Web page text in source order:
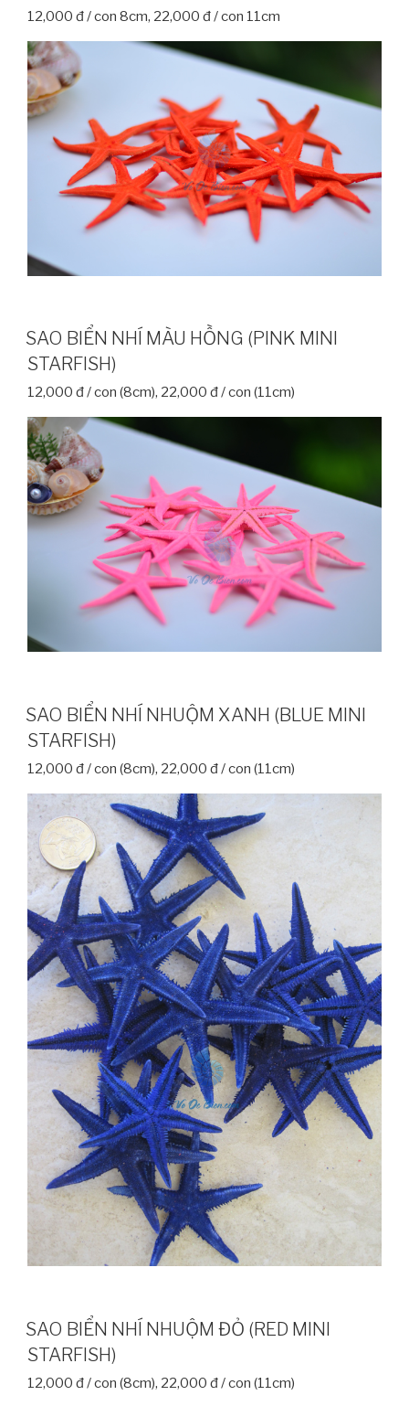
12,000 đ / con 8cm, 22,000 đ / con 11cm
SAO BIỂN NHÍ MÀU HỒNG (PINK MINI
STARFISH)
12,000 đ / con (8cm), 22,000 đ / con (11cm)
SAO BIỂN NHÍ NHUỘM XANH (BLUE MINI
STARFISH)
12,000 đ / con (8cm), 22,000 đ / con (11cm)
SAO BIỂN NHÍ NHUỘM ĐỎ (RED MINI
STARFISH)
12,000 đ / con (8cm), 22,000 đ / con (11cm)